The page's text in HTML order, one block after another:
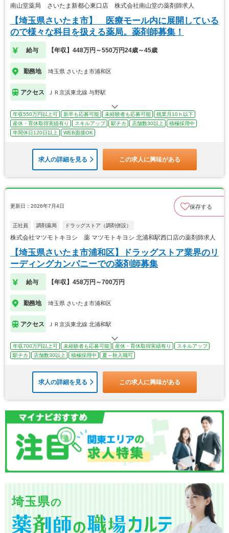
南山堂薬局 さいたま新都心東口店 株式会社南山堂の薬剤師求人
【埼玉県さいたま市】 医療モール内に展開している
ので様々な科目を扱える薬局。薬剤師募集！
給与 【年収】448万円～550万円24歳～45歳
勤務地 埼玉県 さいたま市浦和区
アクセス ＪＲ京浜東北線 与野駅
年収550万円以上可 新卒も応募可能 未経験者も応募可能
残業月10ｈ以下
産休・育休取得実績有り
スキルアップ 駅チカ 店舗数30以上
積極採用中
年間休日120日以上
WEB面接OK
求人の詳細を見る この求人に興味がある
更新日：2026年7月4日 保存する
正社員 調剤薬局 ドラッグストア（調剤併設）
株式会社マツモトキヨシ 薬 マツモトキヨシ 北浦和駅西口店の薬剤師求人
【埼玉県さいたま市浦和区】ドラッグストア業界のリ
ーディングカンパニーでの薬剤師募集
給与 【年収】458万円～700万円
勤務地 埼玉県 さいたま市浦和区
アクセス ＪＲ京浜東北線 北浦和駅
年収700万円以上可 未経験者も応募可能 産休・育休取得実績有り
スキルアップ
駅チカ
店舗数30以上 積極採用中 夏～秋入職可
求人の詳細を見る この求人に興味がある
埼玉県の